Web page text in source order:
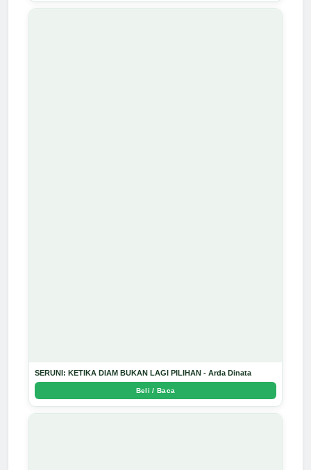
SERUNI: KETIKA DIAM BUKAN LAGI PILIHAN - Arda Dinata
Beli / Baca